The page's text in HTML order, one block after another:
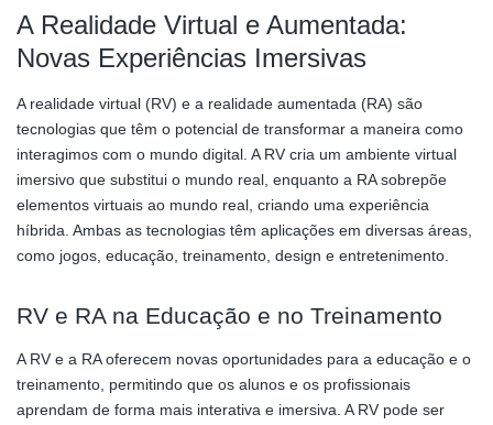
A Realidade Virtual e Aumentada:
Novas Experiências Imersivas
A realidade virtual (RV) e a realidade aumentada (RA) são
tecnologias que têm o potencial de transformar a maneira como
interagimos com o mundo digital. A RV cria um ambiente virtual
imersivo que substitui o mundo real, enquanto a RA sobrepõe
elementos virtuais ao mundo real, criando uma experiência
híbrida. Ambas as tecnologias têm aplicações em diversas áreas,
como jogos, educação, treinamento, design e entretenimento.
RV e RA na Educação e no Treinamento
A RV e a RA oferecem novas oportunidades para a educação e o
treinamento, permitindo que os alunos e os profissionais
aprendam de forma mais interativa e imersiva. A RV pode ser